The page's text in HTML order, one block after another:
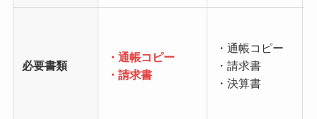
必要書類
・通帳コピー
・請求書
・通帳コピー
・請求書
・決算書